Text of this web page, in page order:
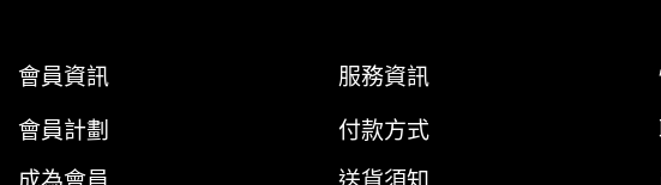
會員資訊
會員計劃
服務資訊
付款方式